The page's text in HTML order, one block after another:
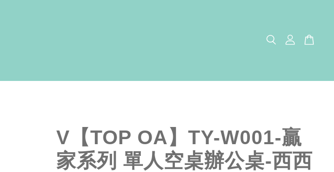
V【TOP OA】TY-W001-贏
家系列 單人空桌辦公桌-西西